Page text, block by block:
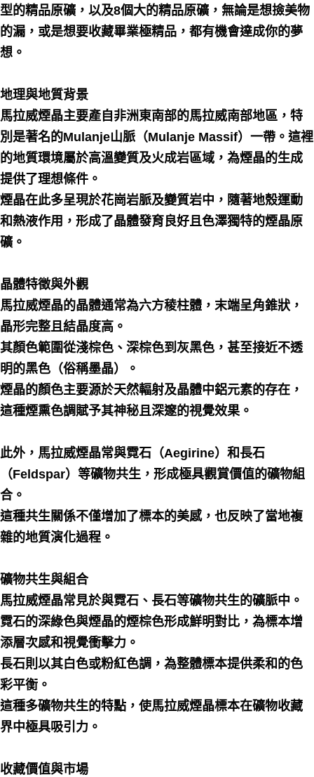
型的精品原礦，以及8個大的精品原礦，無論是想撿美物
的漏，或是想要收藏畢業極精品，都有機會達成你的夢
想。
地理與地質背景
馬拉威煙晶主要產自非洲東南部的馬拉威南部地區，特
別是著名的Mulanje山脈（Mulanje Massif）一帶。這裡
的地質環境屬於高溫變質及火成岩區域，為煙晶的生成
提供了理想條件。
煙晶在此多呈現於花崗岩脈及變質岩中，隨著地殼運動
和熱液作用，形成了晶體發育良好且色澤獨特的煙晶原
礦。
晶體特徵與外觀
馬拉威煙晶的晶體通常為六方稜柱體，末端呈角錐狀，
晶形完整且結晶度高。
其顏色範圍從淺棕色、深棕色到灰黑色，甚至接近不透
明的黑色（俗稱墨晶）。
煙晶的顏色主要源於天然輻射及晶體中鋁元素的存在，
這種煙熏色調賦予其神秘且深邃的視覺效果。
此外，馬拉威煙晶常與霓石（Aegirine）和長石
（Feldspar）等礦物共生，形成極具觀賞價值的礦物組
合。
這種共生關係不僅增加了標本的美感，也反映了當地複
雜的地質演化過程。
礦物共生與組合
馬拉威煙晶常見於與霓石、長石等礦物共生的礦脈中。
霓石的深綠色與煙晶的煙棕色形成鮮明對比，為標本增
添層次感和視覺衝擊力。
長石則以其白色或粉紅色調，為整體標本提供柔和的色
彩平衡。
這種多礦物共生的特點，使馬拉威煙晶標本在礦物收藏
界中極具吸引力。
收藏價值與市場